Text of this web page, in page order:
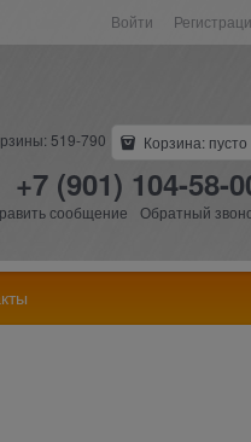
Войти
519-790 Корзина: пусто
+7 (901) 104-58-
сообщение Обратный